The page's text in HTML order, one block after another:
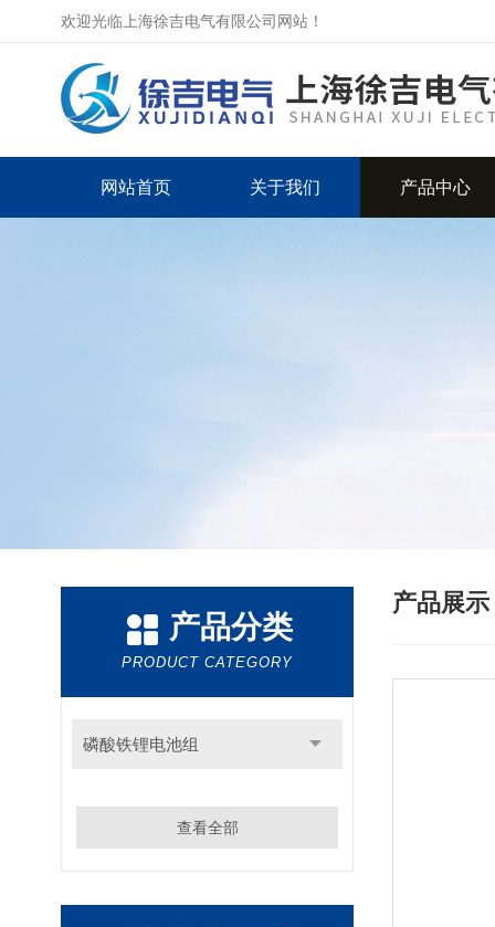
欢迎光临上海徐吉电气有限公司网站！
网站首页 关于我们 产品中心
产品分类
PRODUCT CATEGORY
磷酸铁锂电池组
查看全部
产品展示